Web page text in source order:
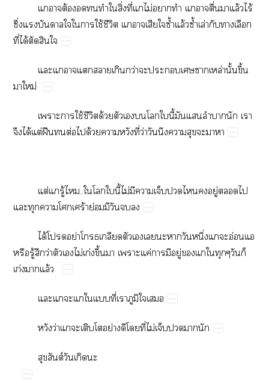
​​ต้​​​​​ิ่​ี่​​ไม่​​​​​ื่​​ล้​ไร้​
ึ่​​​​​​ใช้​ี ​​​​ซ้ำ​ล้​ซ้ำ​ล่​​​​
ี่​ได้​​​
​​​​​​ว่​​​​​ล่​ั้​ึ้​
​ม่
​​ใช้​ี​ด้​​​​​​ี้​​​​​​
​ได้​ต่​ฝื​​ต่​​ด้​​​ี่​ว่​​​​​​​
ต่​​ู้​..​​​ี้​ไม่​​​​​​​ู่​​​
​​​​ร้​ย่​​​​
ได้​​ย่​​​​​​​​​ึ่​​​อ่​​
​ู้​​ว่​​​ไม่​ก่​ึ้​​​ค่​​​ู่​​​​​​
ก่​​ล้
​​​​​​ี่​​​​
​ว่​​​​​ย่​​​ี่​ไม่​​​​
​ต์​​​